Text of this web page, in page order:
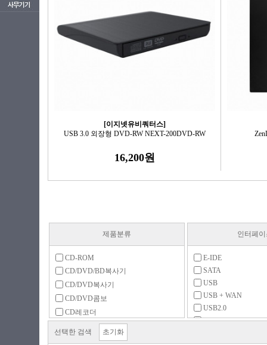
[이지넷유비쿼터스]
USB 3.0 외장형 DVD-RW NEXT-200DVD-RW
16,200원
제품분류
CD-ROM
CD/DVD/BD복사기
CD/DVD복사기
CD/DVD콤보
CD레코더
DVD-ROM
DVD레코더
인터페
E-IDE
SATA
USB
USB + WAN
USB2.0
USB3.x 5Gbps
선택한 검색
초기화